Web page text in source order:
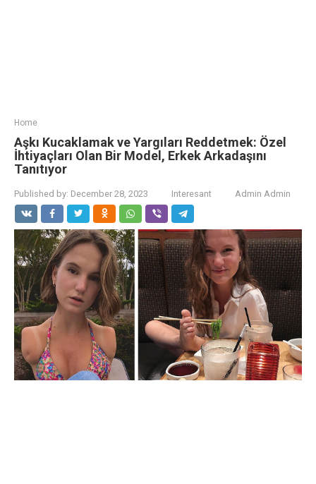
Home
Aşkı Kucaklamak ve Yargıları Reddetmek: Özel
İhtiyaçları Olan Bir Model, Erkek Arkadaşını
Tanıtıyor
Published by: December 28, 2023 Interesant Admin Admin